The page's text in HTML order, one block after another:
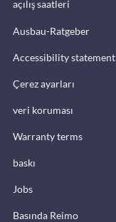
açılış saatleri
Ausbau-Ratgeber
Accessibility statement
Çerez ayarları
veri koruması
Warranty terms
baskı
Jobs
Basında Reimo